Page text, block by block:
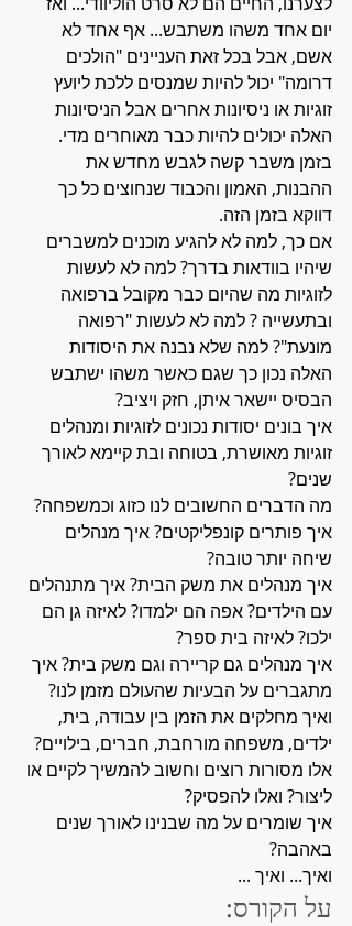
יום אחד משהו משתבש... אף אחד לא
אשם, אבל בכל זאת העניינים "הולכים
דרומה" יכול להיות שמנסים ללכת ליועץ
זוגיות או ניסיונות אחרים אבל הניסיונות
האלה יכולים להיות כבר מאוחרים מדי.
בזמן משבר קשה לגבש מחדש את
ההבנות, האמון והכבוד שנחוצים כל כך
דווקא בזמן הזה.
אם כך, למה לא להגיע מוכנים למשברים
שיהיו בוודאות בדרך? למה לא לעשות
לזוגיות מה שהיום כבר מקובל ברפואה
ובתעשייה ? למה לא לעשות "רפואה
מונעת"? למה שלא נבנה את היסודות
האלה נכון כך שגם כאשר משהו ישתבש
הבסיס יישאר איתן, חזק ויציב?
איך בונים יסודות נכונים לזוגיות ומנהלים
זוגיות מאושרת, בטוחה ובת קיימא לאורך
שנים?
מה הדברים החשובים לנו כזוג וכמשפחה?
איך פותרים קונפליקטים? איך מנהלים
שיחה יותר טובה?
איך מנהלים את משק הבית? איך מתנהלים
עם הילדים? אפה הם ילמדו? לאיזה גן הם
ילכו? לאיזה בית ספר?
איך מנהלים גם קריירה וגם משק בית? איך
מתגברים על הבעיות שהעולם מזמן לנו?
ואיך מחלקים את הזמן בין עבודה, בית,
ילדים, משפחה מורחבת, חברים, בילויים?
אלו מסורות רוצים וחשוב להמשיך לקיים או
ליצור? ואלו להפסיק?
איך שומרים על מה שבנינו לאורך שנים
באהבה?
ואיך... ואיך ...
על הקורס: